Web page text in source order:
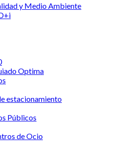
y Medio Ambiente
Optima
estacionamiento
Públicos
de Ocio